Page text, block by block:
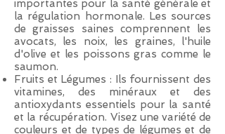
importantes pour la santé générale et
la régulation hormonale. Les sources
de graisses saines comprennent les
avocats, les noix, les graines, l'huile
d'olive et les poissons gras comme le
saumon.
Fruits et Légumes : Ils fournissent des
vitamines, des minéraux et des
antioxydants essentiels pour la santé
et la récupération. Visez une variété de
couleurs et de types de légumes et de